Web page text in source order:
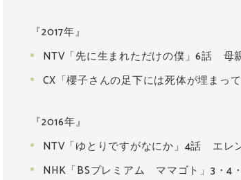
『2017年』
NTV「先に生まれただけの僕」6話 母
CX「櫻子さんの足下には死体が埋ま
『2016年』
NTV「ゆとりですがなにか」4話 エレ
NHK「BSプレミアム ママゴト」3・4